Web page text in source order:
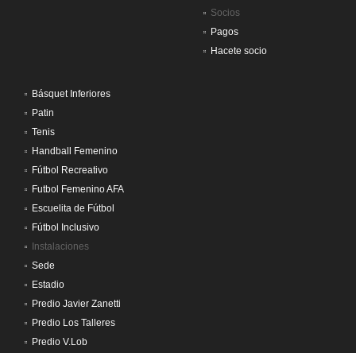
Socios
Pagos
Hacete socio
Básquet Inferiores
Patin
Tenis
Handball Femenino
Fútbol Recreativo
Futbol Femenino AFA
Escuelita de Fútbol
Fútbol Inclusivo
Instalaciones
Sede
Estadio
Predio Javier Zanetti
Predio Los Talleres
Predio V.Lob